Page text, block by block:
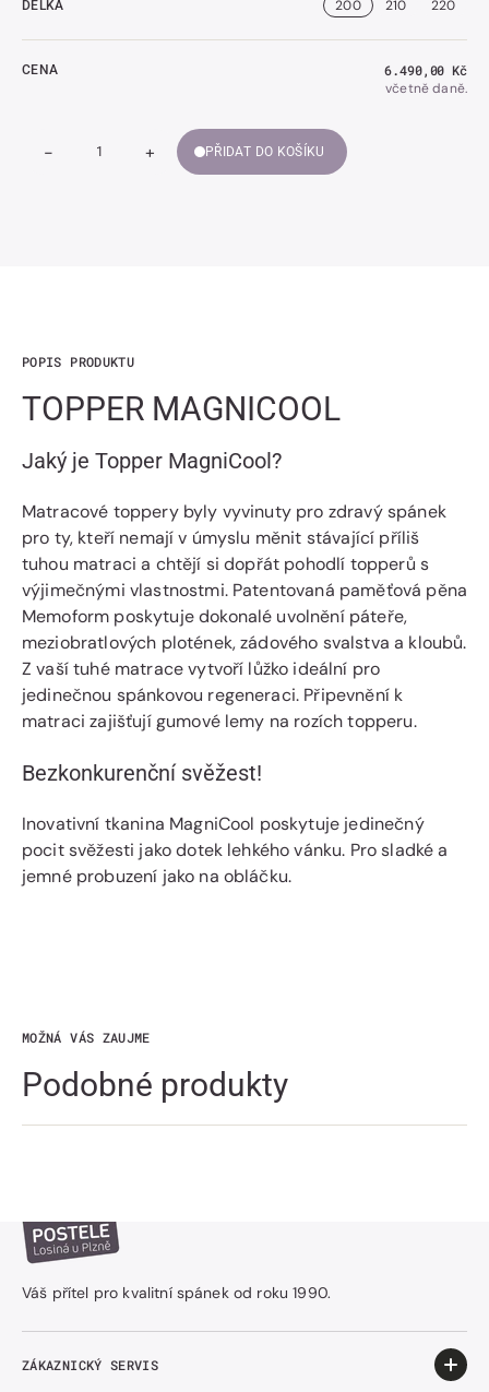
DÉLKA 200 210 220
CENA Běžná
cena
6.490,00 Kč
včetně daně.
Snížit
-
Zvýšit
množství
+ PŘIDAT DO KOŠÍKU
POPIS PRODUKTU
TOPPER MAGNICOOL
Jaký je Topper MagniCool?
Matracové toppery byly vyvinuty pro zdravý spánek
pro ty, kteří nemají v úmyslu měnit stávající příliš
tuhou matraci a chtějí si dopřát pohodlí topperů s
výjimečnými vlastnostmi. Patentovaná paměťová pěna
Memoform poskytuje dokonalé uvolnění páteře,
meziobratlových plotének, zádového svalstva a kloubů.
Z vaší tuhé matrace vytvoří lůžko ideální pro
jedinečnou spánkovou regeneraci. Připevnění k
matraci zajišťují gumové lemy na rozích topperu.
Bezkonkurenční svěžest!
Inovativní tkanina MagniCool poskytuje jedinečný
pocit svěžesti jako dotek lehkého vánku. Pro sladké a
jemné probuzení jako na obláčku.
MOŽNÁ VÁS ZAUJME
Podobné produkty
Váš přítel pro kvalitní spánek od roku 1990.
ZÁKAZNICKÝ SERVIS